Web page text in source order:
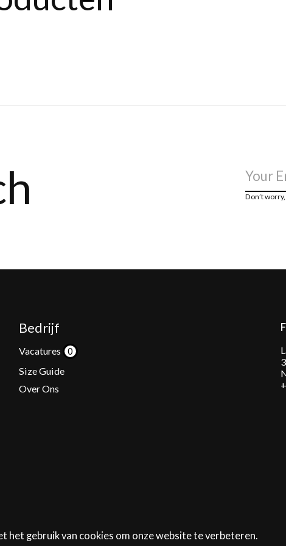
Don’t
Bedrijf
Vacatures
Size Guide
Over Ons
het gebruik van cookies om onze website te verbeteren.